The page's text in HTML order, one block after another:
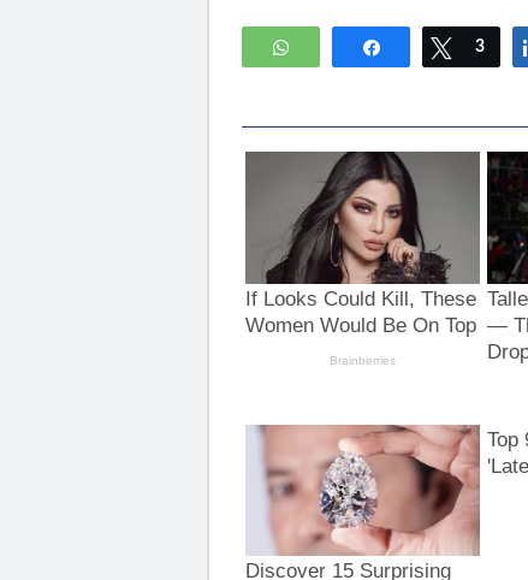
WhatsApp Compartir Twittear
3